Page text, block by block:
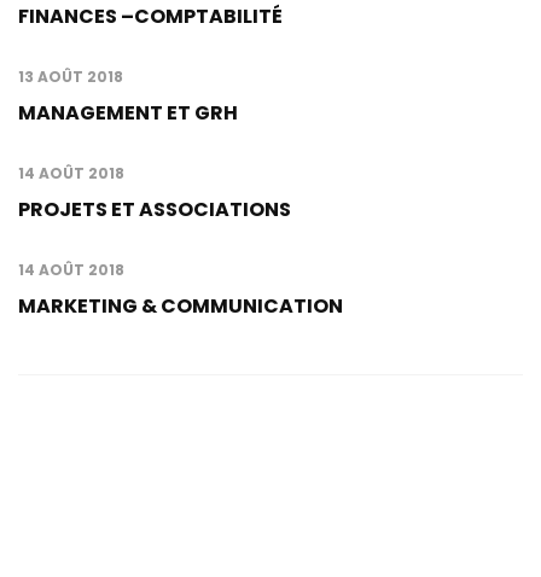
FINANCES –COMPTABILITÉ
13 AOÛT 2018
MANAGEMENT ET GRH
14 AOÛT 2018
PROJETS ET ASSOCIATIONS
14 AOÛT 2018
MARKETING & COMMUNICATION